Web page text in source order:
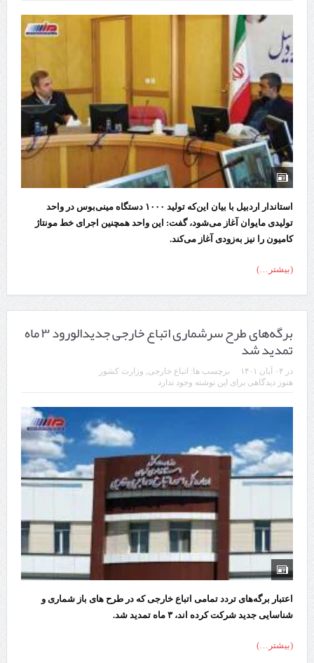
استاندار اردبیل با بیان این‌که تولید ۱۰۰۰ دستگاه مینی‌بوس در واحد
تولیدی مایوان آغاز می‌شود، گفت: این واحد همچنین اجرای خط مونتاژ
کامیون را نیز به‌زودی آغاز می‌کند.
(بیشتر…)
برگه‌های طرح سرشماری اتباع خارجی جدیدالورود ۳ ماه
تمدید شد
در ۰۴ آبان ۱۴۰۱ برچسب ها: اتباع خارجی, وزارت کشور
هنوز دیدگاهی برای این نوشته وجود ندارد
اعتبار برگه‌های تردد تمامی اتباع خارجی که در طرح‌ های باز شماری و
شناسایی جدید شرکت کرده‌ اند، ۳ ماه تمدید شد.
(بیشتر…)